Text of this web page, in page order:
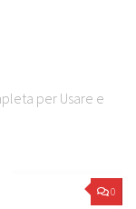
per Usare e
0